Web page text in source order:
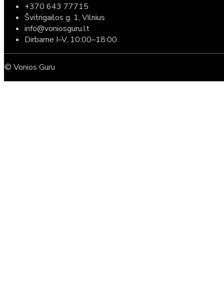
+370 643 77715
Švitrigailos g. 1, Vilnius
info@voniosguru.lt
Dirbame I–V, 10:00–18:00
© Vonios Guru